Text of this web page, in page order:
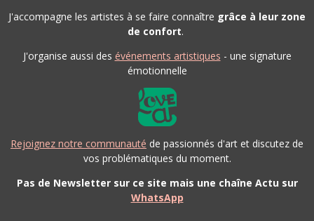
J'accompagne les artistes à se faire connaître grâce à leur zone
de confort.
J'organise aussi des événements artistiques - une signature
émotionnelle
Rejoignez notre communauté de passionnés d'art et discutez de
vos problématiques du moment.
Pas de Newsletter sur ce site mais une chaîne Actu sur
WhatsApp